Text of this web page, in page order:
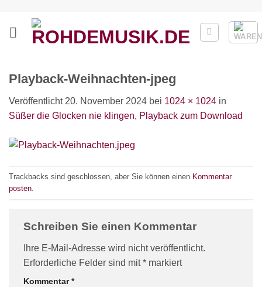
springen
Playback-Weihnachten-jpeg
Veröffentlicht 20. November 2024 bei 1024 × 1024 in
Süßer die Glocken nie klingen, Playback zum Download
Trackbacks sind geschlossen, aber Sie können einen Kommentar
posten
Schreiben Sie einen Kommentar
Ihre E-Mail-Adresse wird nicht veröffentlicht.
Erforderliche Felder sind mit* markiert
Kommentar*